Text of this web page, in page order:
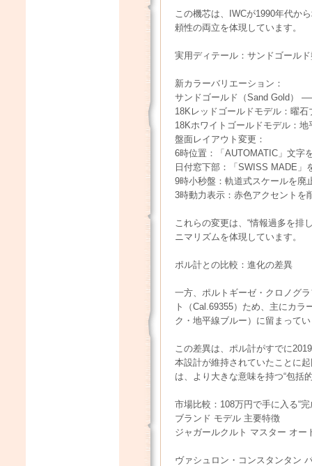
この機芯は、IWCが1990年代か
頼性の両立を体現しています。
実用ディテール：サンドゴール
新カラーバリエーション：
サンドゴールド（Sand Gold）
18Kレッドゴールドモデル：曜石
18Kホワイトゴールドモデル：
盤面レイアウト変更：
6時位置：「AUTOMATIC」文字
日付窓下部：「SWISS MADE
9時小秒盤：軌道式スケールを
3時動力表示：赤色アクセント
これらの変更は、“情報過多を排
ニマリズムを体現しています。
ポル計との比較：進化の差異
一方、ポルトギーゼ・クロノグ
ト（Cal.69355）ため、主にカ
ク・地平線ブルー）に留まって
この差異は、ポル計がすでに
本設計が維持されていたことに
は、より大きな意味を持つ“包括
市場比較：108万円で手に入る“
ブランド モデル 主要特徴
ジャガールクルト マスター オー
ヴァシュロン・コンスタンタン